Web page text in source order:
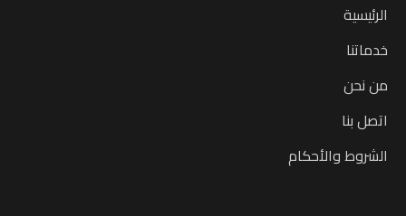
الرئيسية
خدماتنا
من نحن
اتصل بنا
الشروط والأحكام